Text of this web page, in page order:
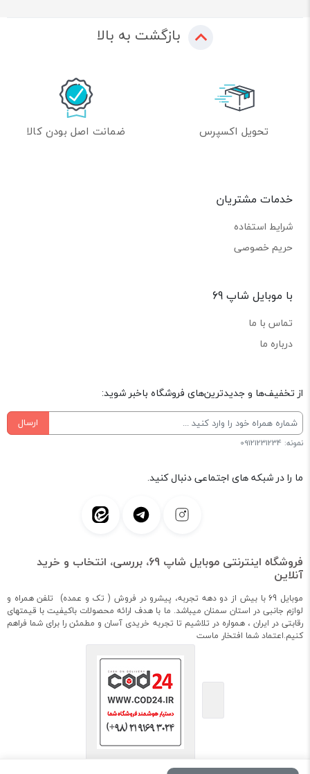
بازگشت به بالا
تحویل اکسپرس ضمانت اصل بودن کالا
خدمات مشتریان
شرایط استفاده
حریم خصوصی
با موبایل شاپ 69
تماس با ما
درباره ما
از تخفیف‌ها و جدیدترین‌های فروشگاه باخبر شوید:
ارسال
نمونه: 09121231234
ما را در شبکه های اجتماعی دنبال کنید.
فروشگاه اینترنتی موبایل شاپ 69، بررسی، انتخاب و خرید
آنلاین
موبایل 69 با بیش از دو دهه تجربه، پیشرو در فروش ( تک و عمده) تلفن همراه و
لوازم جانبی در استان سمنان میباشد. ما با هدف ارائه محصولات باکیفیت با قیمتهای
رقابتی در ایران ، همواره در تلاشیم تا تجربه خریدی آسان و مطمئن را برای شما فراهم
کنیم.اعتماد شما افتخار ماست